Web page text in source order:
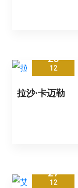
28
12
拉沙·卡迈勒
27
12